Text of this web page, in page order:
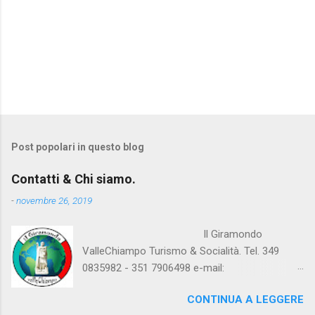
Post popolari in questo blog
Contatti & Chi siamo.
-novembre 26, 2019
Il Giramondo
ValleChiampo Turismo & Socialità. Tel. 349
0835982 - 351 7906498 e-mail:
www.ilgiramondovallechiampo.com c.f.
CONTINUA A LEGGERE